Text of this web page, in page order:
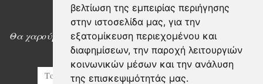
βελτίωση της εμπειρίας περιήγησης
στην ιστοσελίδα μας, για την
εξατομίκευση περιεχομένου και
διαφημίσεων, την παροχή λειτουργιών
κοινωνικών μέσων και την ανάλυση
της επισκεψιμότητάς μας.
Θέλετε περισσότερες πληροφορίες;
Θα χαρούμε να σας πούμε περισσότερα για τα προιόντα
μας